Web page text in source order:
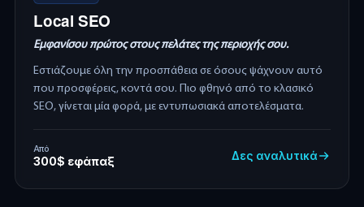
Local SEO
Εμφανίσου πρώτος στους πελάτες της περιοχής σου.
Εστιάζουμε όλη την προσπάθεια σε όσους ψάχνουν αυτό
που προσφέρεις, κοντά σου. Πιο φθηνό από το κλασικό
SEO, γίνεται μία φορά, με εντυπωσιακά αποτελέσματα.
Από
300$ εφάπαξ Δες αναλυτικά